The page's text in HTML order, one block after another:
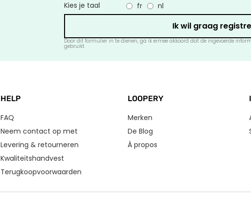
Kies je taal fr nl
Ik wil graag
Door dit formulier in te dienen, ga ik ermee akkoord dat de ingevoerde
gebruikt.
HELP
FAQ
Neem contact op met
Levering & retourneren
Kwaliteitshandvest
Terugkoopvoorwaarden
LOOPERY
Merken
De Blog
À propos